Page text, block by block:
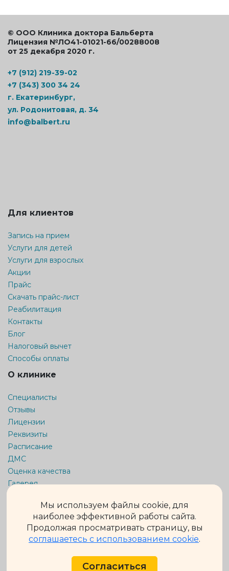
Мы используем файлы cookie, для
наиболее эффективной работы сайта.
Продолжая просматривать страницу, вы
соглашаетесь с использованием cookie.
Согласиться
© ООО Клиника доктора Бальберта
Лицензия №ЛО41-01021-66/00288008
от 25 декабря 2020 г.
+7 (912) 219-39-02
+7 (343) 300 34 24
г. Екатеринбург,
ул. Родонитовая, д. 34
info@balbert.ru
Для клиентов
Запись на прием
Услуги для детей
Услуги для взрослых
Акции
Прайс
Скачать прайс-лист
Реабилитация
Контакты
Блог
Налоговый вычет
Способы оплаты
О клинике
Специалисты
Отзывы
Лицензии
Реквизиты
Расписание
ДМС
Оценка качества
Галерея
Карта сайта
Информация на сайте не является публичной офертой.
Обращаем Ваше внимание на то, что данный интернет-сайт
носит исключительно информационный характер и ни при
определяемой положениями ч. 2 ст. 437 Гражданского кодекса
Российской Федерации.